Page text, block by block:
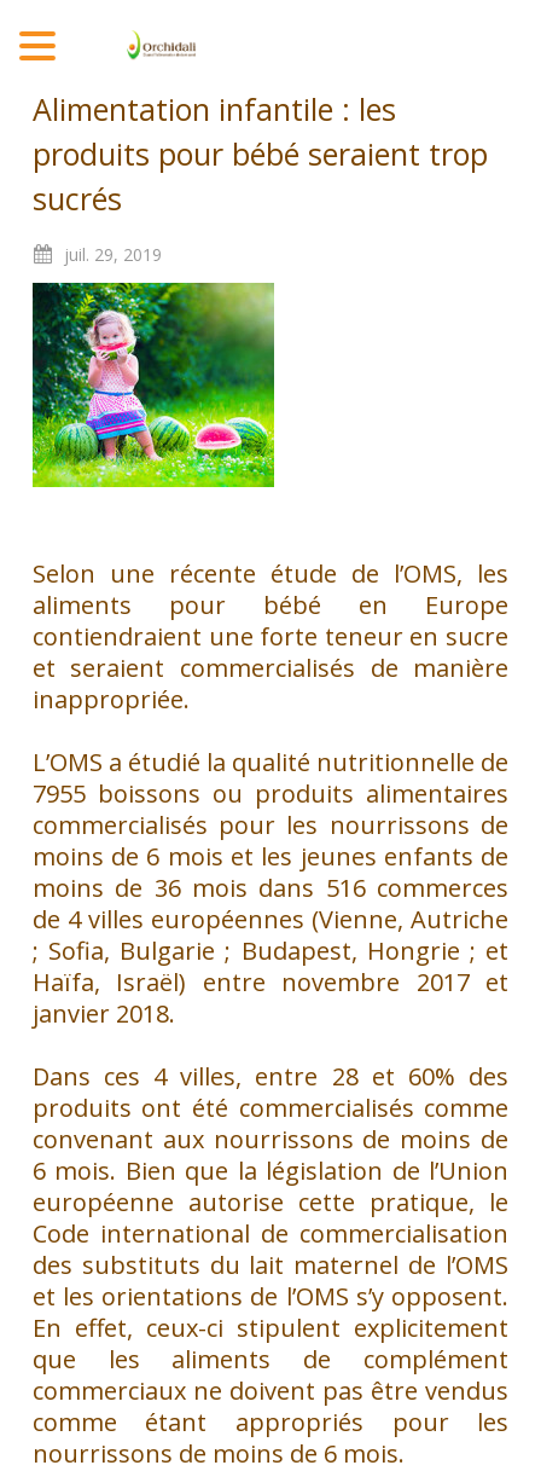
Alimentation infantile : les
produits pour bébé seraient trop
sucrés
juil. 29, 2019
Selon une récente étude de l’OMS, les
aliments pour bébé en Europe
contiendraient une forte teneur en sucre
et seraient commercialisés de manière
inappropriée.
L’OMS a étudié la qualité nutritionnelle de
7955 boissons ou produits alimentaires
commercialisés pour les nourrissons de
moins de 6 mois et les jeunes enfants de
moins de 36 mois dans 516 commerces
de 4 villes européennes (Vienne, Autriche
; Sofia, Bulgarie ; Budapest, Hongrie ; et
Haïfa, Israël) entre novembre 2017 et
janvier 2018.
Dans ces 4 villes, entre 28 et 60% des
produits ont été commercialisés comme
convenant aux nourrissons de moins de
6 mois. Bien que la législation de l’Union
européenne autorise cette pratique, le
Code international de commercialisation
des substituts du lait maternel de l’OMS
et les orientations de l’OMS s’y opposent.
En effet, ceux-ci stipulent explicitement
que les aliments de complément
commerciaux ne doivent pas être vendus
comme étant appropriés pour les
nourrissons de moins de 6 mois.